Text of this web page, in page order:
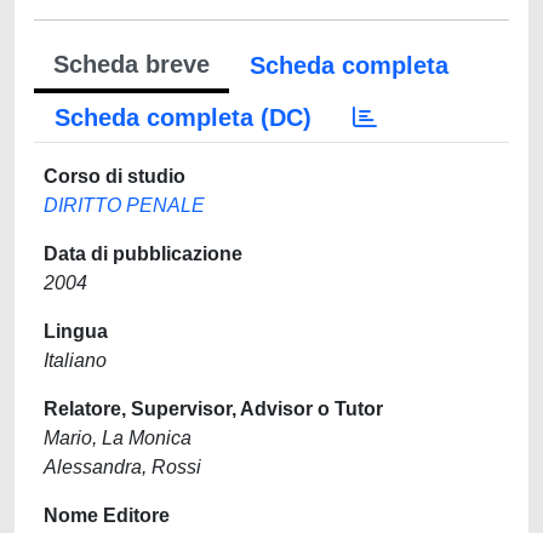
Scheda breve
Scheda completa
Scheda completa (DC)
Corso di studio
DIRITTO PENALE
Data di pubblicazione
2004
Lingua
Italiano
Relatore, Supervisor, Advisor o Tutor
Mario, La Monica
Alessandra, Rossi
Nome Editore